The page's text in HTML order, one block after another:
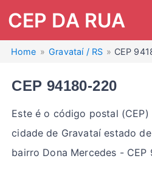
CEP DA RUA
Home Gravataí / RS CEP
CEP 94180-220
Este é o código postal (CEP)
cidade de Gravataí estado
bairro Dona Mercedes - CEP